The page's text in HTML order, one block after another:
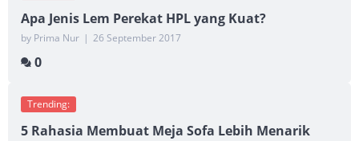
Apa Jenis Lem Perekat HPL yang Kuat?
by Prima Nur | 26 September 2017
0
Trending:
5 Rahasia Membuat Meja Sofa Lebih Menarik